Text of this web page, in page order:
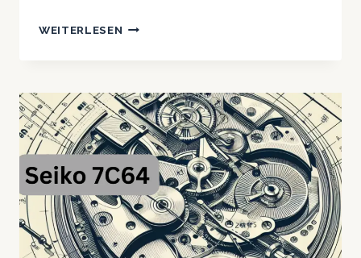
WEITERLESEN MIYOTA
MIT
ZWEI
ZEIGERN
KLEINER
SEKUNDE